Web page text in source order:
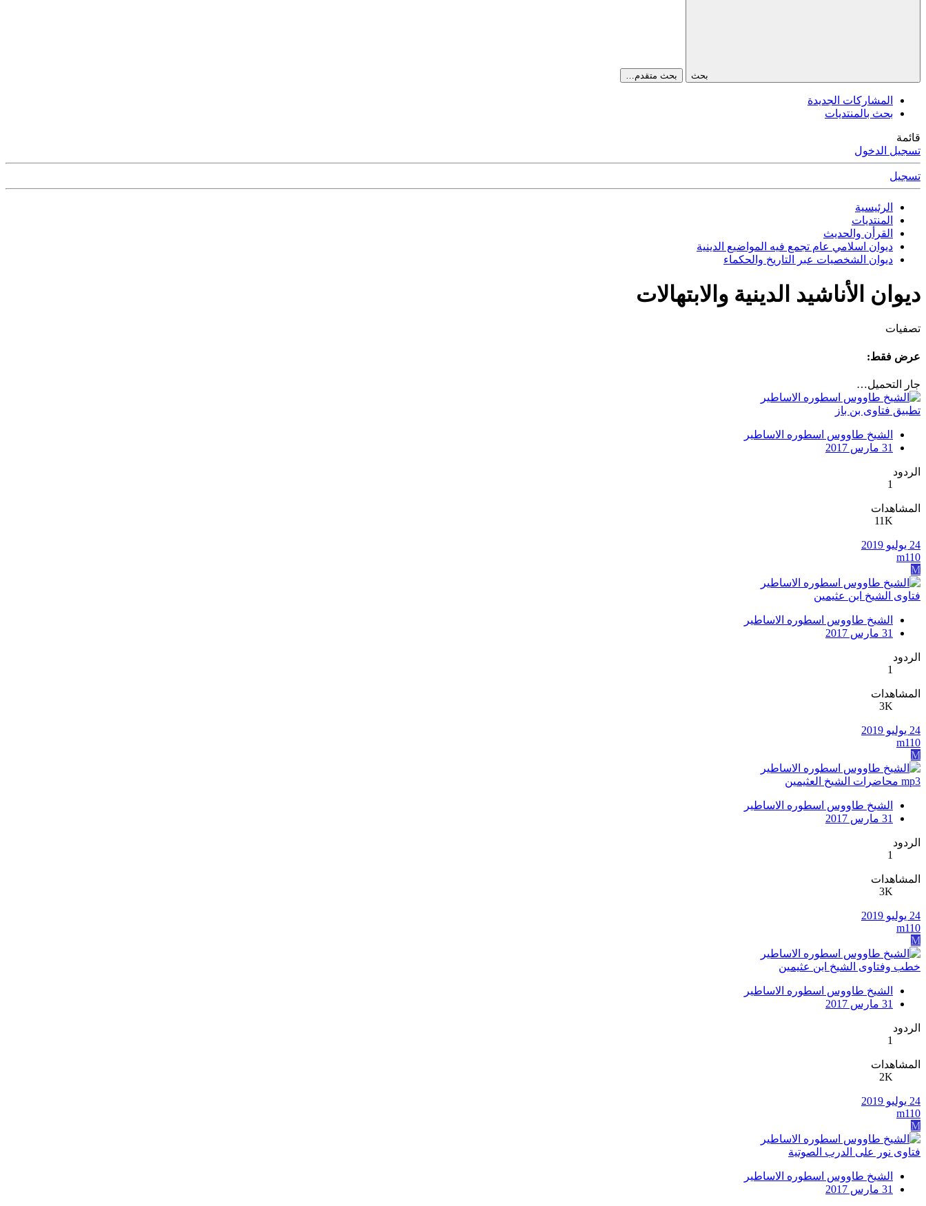
بحث بحث متقدم…
المشاركات الجديدة
بحث بالمنتديات
قائمة
تسجيل الدخول
تسجيل
الرئيسية
المنتديات
القرأن والحديث
ديوان اسلامي عام تجمع فيه المواضيع الدينية
ديوان الشخصيات عبر التاريخ والحكماء
ديوان الأناشيد الدينية والابتهالات
تصفيات
عرض فقط:
جار التحميل…
تطبيق فتاوى بن باز
الشيخ طاووس اسطوره الاساطير
31 مارس 2017
الردود
1
المشاهدات
11K
24 يوليو 2019
m110
M
فتاوى الشيخ ابن عثيمين
الشيخ طاووس اسطوره الاساطير
31 مارس 2017
الردود
1
المشاهدات
3K
24 يوليو 2019
m110
M
mp3 محاضرات الشيخ العثيمين
الشيخ طاووس اسطوره الاساطير
31 مارس 2017
الردود
1
المشاهدات
3K
24 يوليو 2019
m110
M
خطب وفتاوى الشيخ ابن عثيمين
الشيخ طاووس اسطوره الاساطير
31 مارس 2017
الردود
1
المشاهدات
2K
24 يوليو 2019
m110
M
فتاوى نور على الدرب الصوتية
الشيخ طاووس اسطوره الاساطير
31 مارس 2017